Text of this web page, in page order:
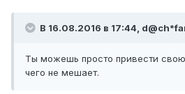
В 16.08.2016 в 17:44,
Ты можешь просто привести
чего не мешает.